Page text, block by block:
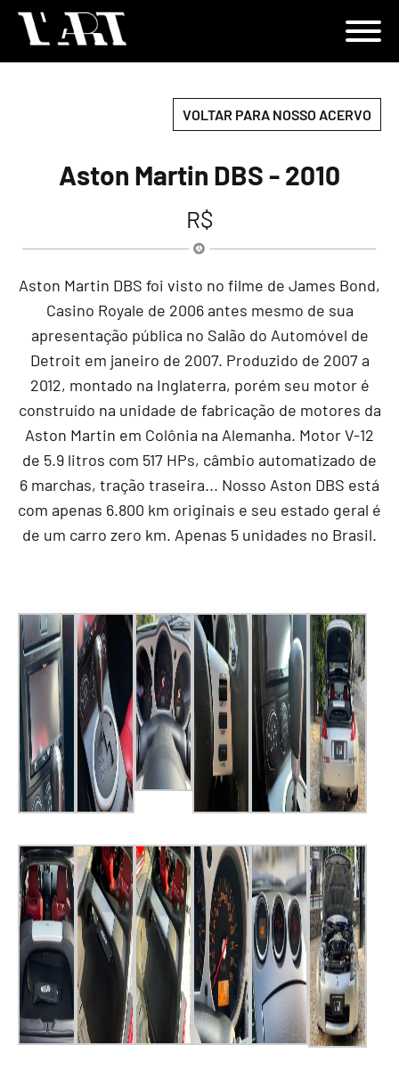
VOLTAR PARA NOSSO ACERVO
Aston Martin DBS - 2010
R$
Aston Martin DBS foi visto no filme de James Bond,
Casino Royale de 2006 antes mesmo de sua
apresentação pública no Salão do Automóvel de
Detroit em janeiro de 2007. Produzido de 2007 a
2012, montado na Inglaterra, porém seu motor é
construído na unidade de fabricação de motores da
Aston Martin em Colônia na Alemanha. Motor V-12
de 5.9 litros com 517 HPs, câmbio automatizado de
6 marchas, tração traseira... Nosso Aston DBS está
com apenas 6.800 km originais e seu estado geral é
de um carro zero km. Apenas 5 unidades no Brasil.